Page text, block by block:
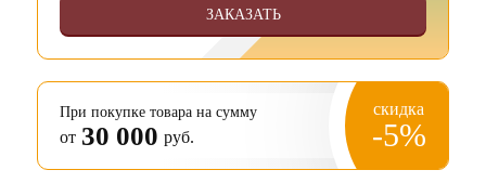
ЗАКАЗАТЬ
При покупке товара на сумму
от 30 000 руб.
скидка
-5%